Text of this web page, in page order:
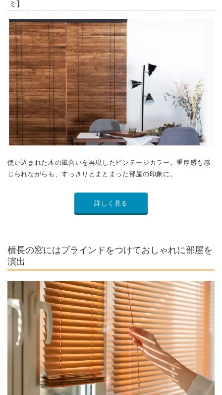
使い込まれた木の風合いを再現したビンテージカラー。重厚感も感
じられながらも、すっきりとまとまった部屋の印象に。
詳しく見る
演出
横長の窓にカーテンをつける場合でも、おしゃれに窓辺を飾りたい
もの。ウッドブラインドのアイテムなら、部屋をすっきりみせなが
らも、おしゃれな空間に演出してくれます。
「NOKKIの「ウッドブラインド」なら豊富なカラーから、部屋のテ